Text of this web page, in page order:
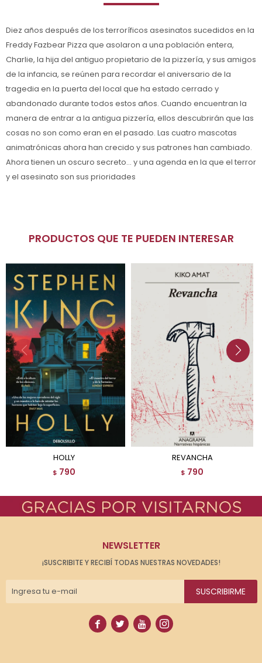
Diez años después de los terroríficos asesinatos sucedidos en la
Freddy Fazbear Pizza que asolaron a una población entera,
Charlie, la hija del antiguo propietario de la pizzería, y sus amigos
de la infancia, se reúnen para recordar el aniversario de la
tragedia en la puerta del local que ha estado cerrado y
abandonado durante todos estos años. Cuando encuentran la
manera de entrar a la antigua pizzería, ellos descubrirán que las
cosas no son como eran en el pasado. Las cuatro mascotas
animatrónicas ahora han crecido y sus patrones han cambiado.
Ahora tienen un oscuro secreto... y una agenda en la que el terror
y el asesinato son sus prioridades
PRODUCTOS QUE TE PUEDEN INTERESAR
HOLLY
$ 790
REVANCHA
$ 790
NEWSLETTER
¡SUSCRIBITE Y RECIBÍ TODAS NUESTRAS NOVEDADES!
SUSCRIBIRME
   